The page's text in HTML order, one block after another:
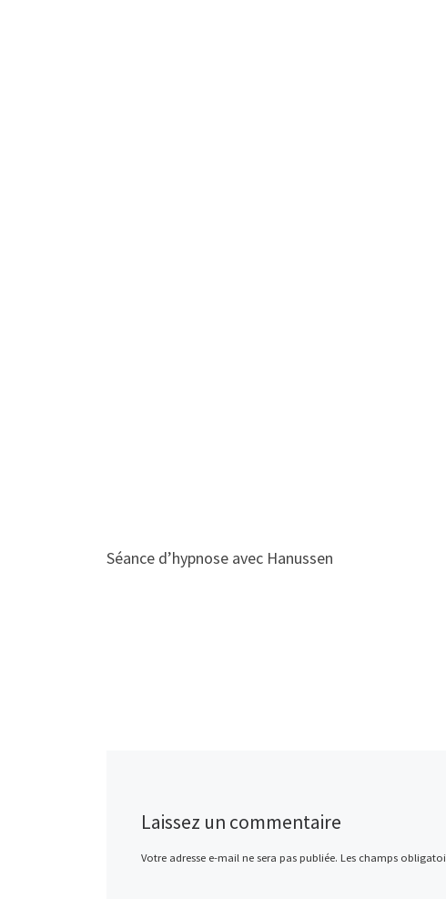
Séance d’hypnose avec Hanussen
Laissez un commentaire
Votre adresse e-mail ne sera pas publiée. Les champs